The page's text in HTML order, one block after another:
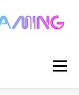
Menu